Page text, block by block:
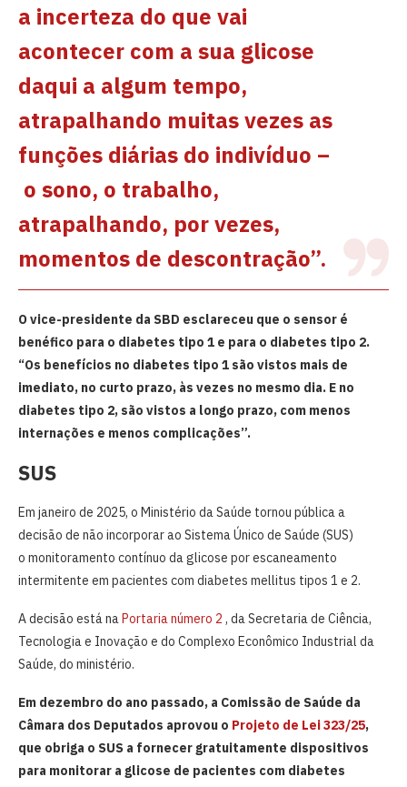
a incerteza do que vai
acontecer com a sua glicose
daqui a algum tempo,
atrapalhando muitas vezes as
funções diárias do indivíduo –
o sono, o trabalho,
atrapalhando, por vezes,
momentos de descontração”.
O vice-presidente da SBD esclareceu que o sensor é
benéfico para o diabetes tipo 1 e para o diabetes tipo 2.
“Os benefícios no diabetes tipo 1 são vistos mais de
imediato, no curto prazo, às vezes no mesmo dia. E no
diabetes tipo 2, são vistos a longo prazo, com menos
internações e menos complicações”.
SUS
Em janeiro de 2025, o Ministério da Saúde tornou pública a
decisão de não incorporar ao Sistema Único de Saúde (SUS)
o monitoramento contínuo da glicose por escaneamento
intermitente em pacientes com diabetes mellitus tipos 1 e 2.
A decisão está naPortaria número 2 , da Secretaria de Ciência,
Tecnologia e Inovação e do Complexo Econômico Industrial da
Saúde, do ministério.
Em dezembro do ano passado, a Comissão de Saúde da
Câmara dos Deputados aprovou o Projeto de Lei 323/25,
que obriga o SUS a fornecer gratuitamente dispositivos
para monitorar a glicose de pacientes com diabetes